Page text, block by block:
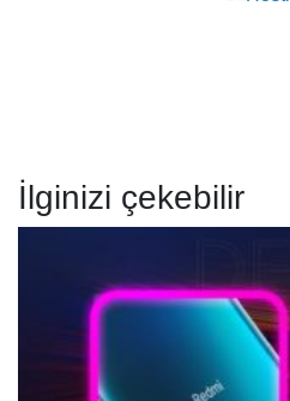
İlginizi çekebilir